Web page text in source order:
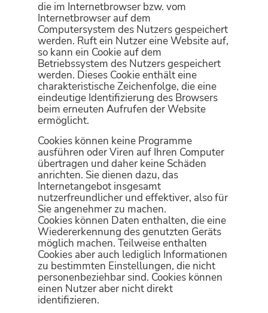
die im Internetbrowser bzw. vom
Internetbrowser auf dem
Computersystem des Nutzers gespeichert
werden. Ruft ein Nutzer eine Website auf,
so kann ein Cookie auf dem
Betriebssystem des Nutzers gespeichert
werden. Dieses Cookie enthält eine
charakteristische Zeichenfolge, die eine
eindeutige Identifizierung des Browsers
beim erneuten Aufrufen der Website
ermöglicht.
Cookies können keine Programme
ausführen oder Viren auf Ihren Computer
übertragen und daher keine Schäden
anrichten. Sie dienen dazu, das
Internetangebot insgesamt
nutzerfreundlicher und effektiver, also für
Sie angenehmer zu machen.
Cookies können Daten enthalten, die eine
Wiedererkennung des genutzten Geräts
möglich machen. Teilweise enthalten
Cookies aber auch lediglich Informationen
zu bestimmten Einstellungen, die nicht
personenbeziehbar sind. Cookies können
einen Nutzer aber nicht direkt
identifizieren.